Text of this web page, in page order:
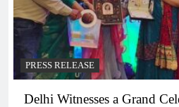
PRESS RELEASE
Delhi Witnesses a Grand